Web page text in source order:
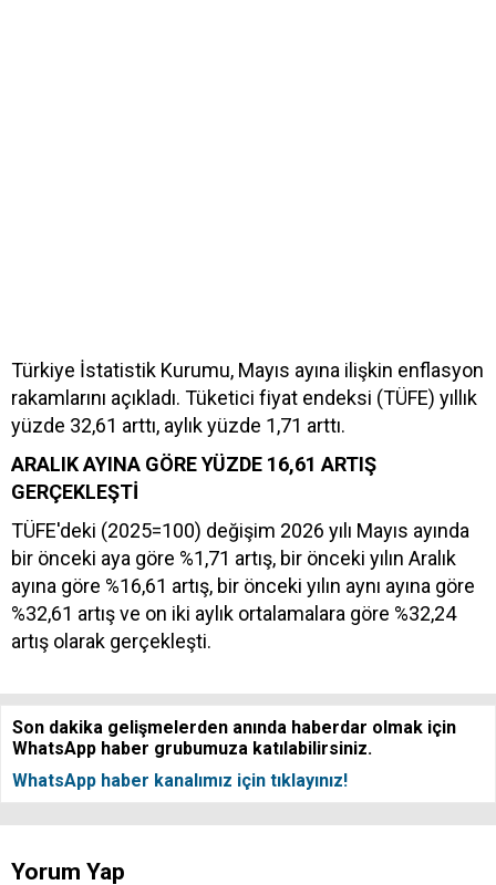
Türkiye İstatistik Kurumu, Mayıs ayına ilişkin enflasyon
rakamlarını açıkladı. Tüketici fiyat endeksi (TÜFE) yıllık
yüzde 32,61 arttı, aylık yüzde 1,71 arttı.
ARALIK AYINA GÖRE YÜZDE 16,61 ARTIŞ
GERÇEKLEŞTİ
TÜFE'deki (2025=100) değişim 2026 yılı Mayıs ayında
bir önceki aya göre %1,71 artış, bir önceki yılın Aralık
ayına göre %16,61 artış, bir önceki yılın aynı ayına göre
%32,61 artış ve on iki aylık ortalamalara göre %32,24
artış olarak gerçekleşti.
Son dakika gelişmelerden anında haberdar olmak için
WhatsApp haber grubumuza katılabilirsiniz.
WhatsApp haber kanalımız için tıklayınız!
Yorum Yap